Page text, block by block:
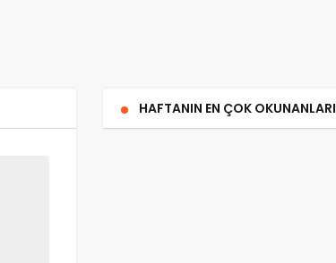
HAFTANIN EN ÇOK OKUNANLARI